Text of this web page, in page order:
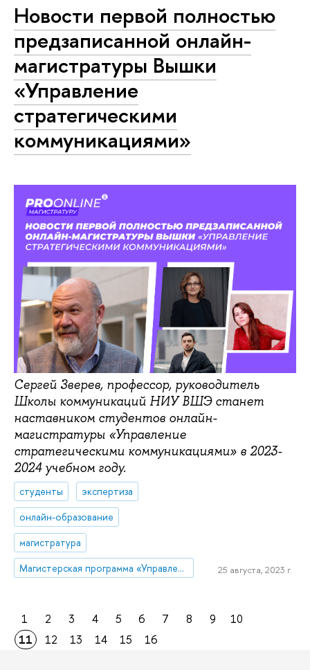
Новости первой полностью
предзаписанной онлайн-
магистратуры Вышки
«Управление
стратегическими
коммуникациями»
Сергей Зверев, профессор, руководитель
Школы коммуникаций НИУ ВШЭ станет
наставником студентов онлайн-
магистратуры «Управление
стратегическими коммуникациями» в 2023-
2024 учебном году.
студенты
экспертиза
онлайн-образование
магистратура
Магистерская программа «Управление стратегическими коммуникациями»
25 августа, 2023 г.
1 2 3 4 5 6 7 8 9
10
11
12 13 14 15 16